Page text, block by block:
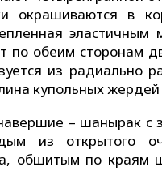
окрашиваются в
эластичным
по обеим сторонам
из радиально
купольных
– шанырак с
из открытого
обшитым по